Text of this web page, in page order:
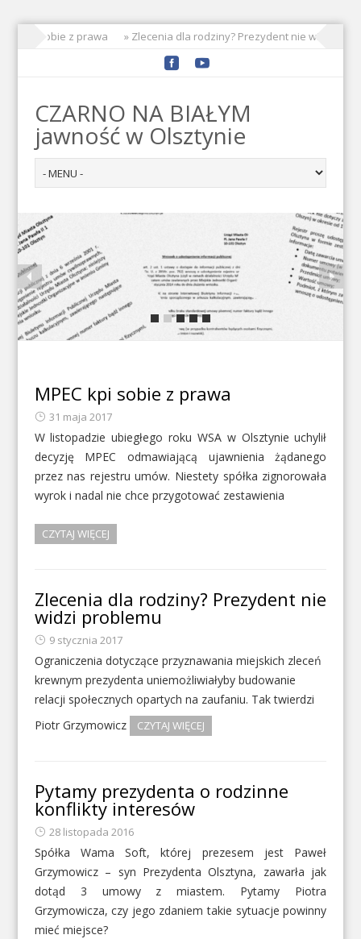
kpi sobie z prawa » Zlecenia dla rodziny? Prezydent nie widzi
CZARNO NA BIAŁYM
jawność w Olsztynie
MPEC kpi sobie z prawa
31 maja 2017
W listopadzie ubiegłego roku WSA w Olsztynie uchylił
decyzję MPEC odmawiającą ujawnienia żądanego
przez nas rejestru umów. Niestety spółka zignorowała
wyrok i nadal nie chce przygotować zestawienia
CZYTAJ WIĘCEJ
Zlecenia dla rodziny? Prezydent nie
widzi problemu
9 stycznia 2017
Ograniczenia dotyczące przyznawania miejskich zleceń
krewnym prezydenta uniemożliwiałyby budowanie
relacji społecznych opartych na zaufaniu. Tak twierdzi
Piotr Grzymowicz
CZYTAJ WIĘCEJ
Pytamy prezydenta o rodzinne
konflikty interesów
28 listopada 2016
Spółka Wama Soft, której prezesem jest Paweł
Grzymowicz – syn Prezydenta Olsztyna, zawarła jak
dotąd 3 umowy z miastem. Pytamy Piotra
Grzymowicza, czy jego zdaniem takie sytuacje powinny
mieć miejsce?